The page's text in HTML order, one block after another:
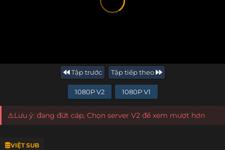
Tập trước Tập tiếp theo
1080P V2 1080P V1
⚠️Lưu ý: đang đứt cáp, Chọn server V2 để xem mượt hơn
VIỆT SUB